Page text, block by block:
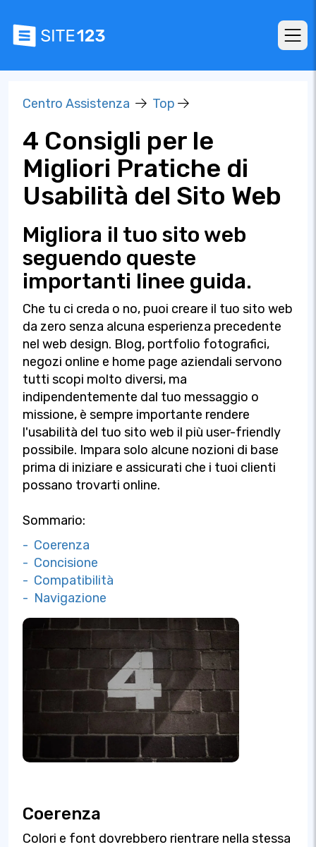
Centro Assistenza Top
4 Consigli per le
Migliori Pratiche di
Usabilità del Sito Web
Migliora il tuo sito web
seguendo queste
importanti linee guida.
Che tu ci creda o no, puoi creare il tuo sito web
da zero senza alcuna esperienza precedente
nel web design. Blog, portfolio fotografici,
negozi online e home page aziendali servono
tutti scopi molto diversi, ma
indipendentemente dal tuo messaggio o
missione, è sempre importante rendere
l'usabilità del tuo sito web il più user-friendly
possibile. Impara solo alcune nozioni di base
prima di iniziare e assicurati che i tuoi clienti
possano trovarti online.
Sommario:
- Coerenza
- Concisione
- Compatibilità
- Navigazione
Coerenza
Colori e font dovrebbero rientrare nella stessa